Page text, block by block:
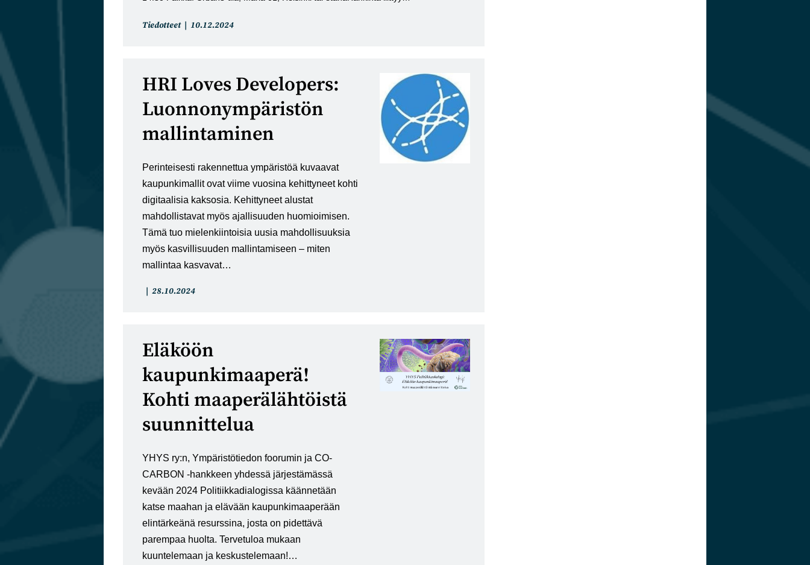
Artikkelin
Tiedotteet
Artikkeli
10.12.2024
HRI Loves Developers:
Luonnonympäristön
mallintaminen
Perinteisesti rakennettua ympäristöä kuvaavat
kaupunkimallit ovat viime vuosina kehittyneet kohti
digitaalisia kaksosia. Kehittyneet alustat
mahdollistavat myös ajallisuuden huomioimisen.
Tämä tuo mielenkiintoisia uusia mahdollisuuksia
myös kasvillisuuden mallintamiseen – miten
mallintaa kasvavat…
Artikkelin
Artikkeli
28.10.2024
Eläköön
kaupunkimaaperä!
Kohti maaperälähtöistä
suunnittelua
YHYS ry:n, Ympäristötiedon foorumin ja CO-
CARBON -hankkeen yhdessä järjestämässä
kevään 2024 Politiikkadialogissa käännetään
katse maahan ja elävään kaupunkimaaperään
elintärkeänä resurssina, josta on pidettävä
parempaa huolta. Tervetuloa mukaan
kuuntelemaan ja keskustelemaan!…